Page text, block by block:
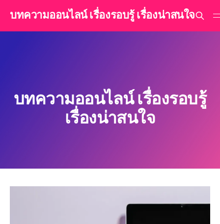
บทความออนไลน์ เรื่องรอบรู้ เรื่องน่าสนใจ
บทความออนไลน์ เรื่องรอบรู้
เรื่องน่าสนใจ